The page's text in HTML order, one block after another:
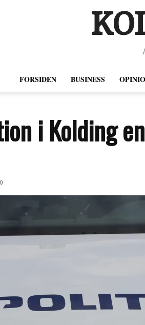
FORSIDEN BUSINESS
i Kolding
0